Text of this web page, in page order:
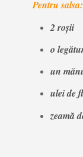
Pentru salsa:
2 roșii
o
un
ulei de
zeamă